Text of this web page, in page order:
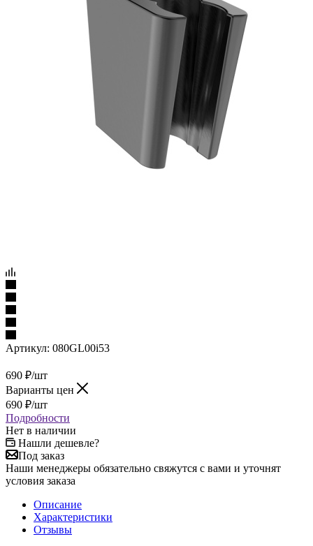
Артикул: 080GL00i53
690 ₽/шт
Варианты цен
690 ₽/шт
Подробности
Нет в наличии
Нашли дешевле?
Под заказ
Наши менеджеры обязательно свяжутся с вами и уточнят
условия заказа
Описание
Характеристики
Отзывы